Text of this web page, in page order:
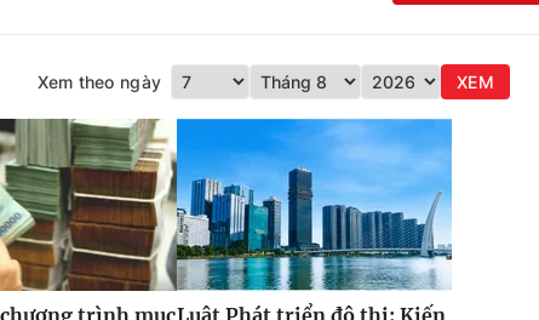
Xem theo ngày XEM
trình mụcLuật Phát triển đô thị: Kiến